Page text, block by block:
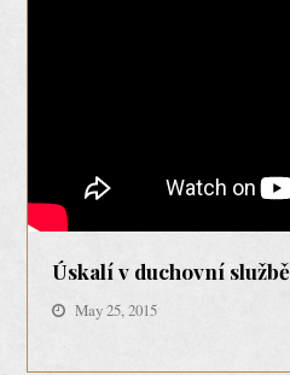
Úskalí v duchovní službě
May 25, 2015